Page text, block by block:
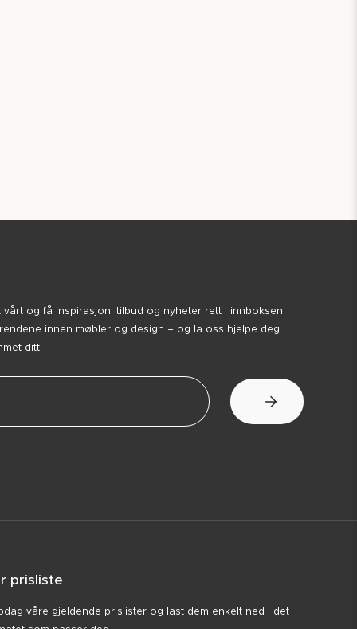
vårt og få inspirasjon, tilbud og nyheter rett i innboksen
innen møbler og design – og la oss hjelpe deg
ditt.
prisliste
våre gjeldende prislister og last dem enkelt ned i det